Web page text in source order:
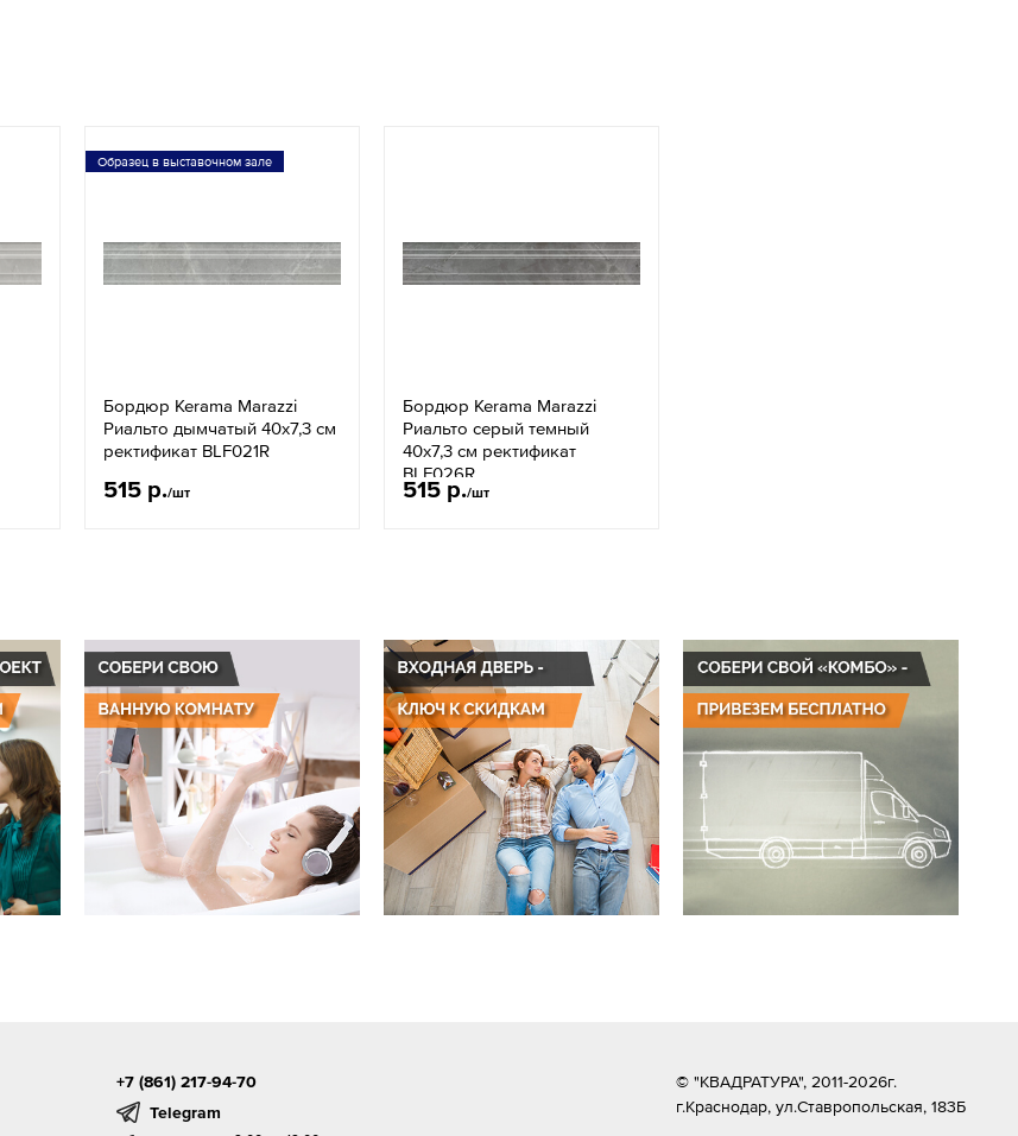
Образец в выставочном зале
Бордюр Kerama Marazzi
Риальто дымчатый 40х7,3 см
ректификат BLF021R
515 р./шт
Бордюр Kerama Marazzi
Риальто серый темный
40х7,3 см ректификат
BLF026R
515 р./шт
+7 (861) 217-94-70
Telegram
© "КВАДРАТУРА", 2011-2026г.
г.Краснодар, ул.Ставропольская, 183Б